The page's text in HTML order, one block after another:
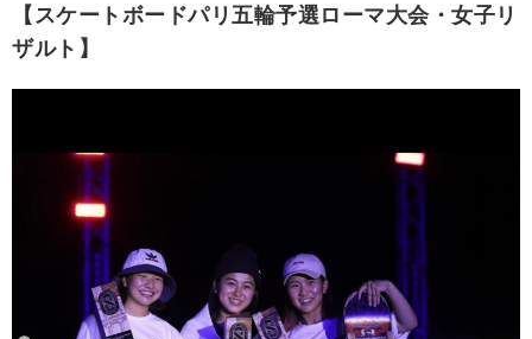
【スケートボードパリ五輪予選ローマ大会・女子リ
ザルト】